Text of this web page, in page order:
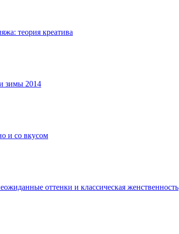
теория креатива
зимы 2014
и со вкусом
оттенки и классическая женственность